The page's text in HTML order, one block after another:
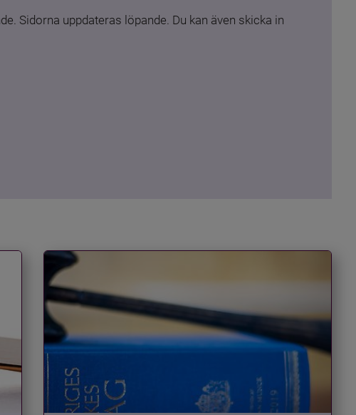
Sidorna uppdateras löpande. Du kan även skicka in